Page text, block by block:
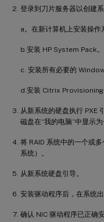
登录到刀片服务器以创建系
a。在新计算机上安装操作
b.安装 HP System Pack
c. 安装所有必要的
d.安装 Citrix Provisioning
从新系统的硬盘执行 PXE
磁盘在“我的电脑”中显示为
将 RAID 系统中的一个或
系统）。
从新系统硬盘引导。
安装驱动程序后，在系统
确认 NIC 驱动程序已正确安